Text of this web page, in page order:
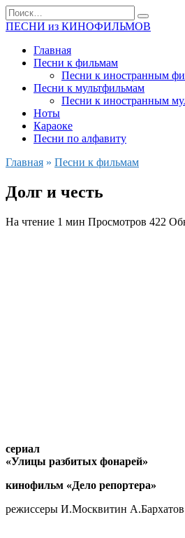
Перейти
к
Search
for:
ПЕСНИ из КИНОФИЛЬМОВ
Главная
Песни к фильмам
Песни к иностранным
Песни к мультфильмам
Песни к иностранным
Ноты
Караоке
Песни по алфавиту
Главная » Песни к фильмам
Долг и честь
На чтение 1 мин Просмотров 422
сериал
«Улицы разбитых фонарей»
кинофильм «Дело репортера»
режиссеры И.Москвитин А.Бархатов